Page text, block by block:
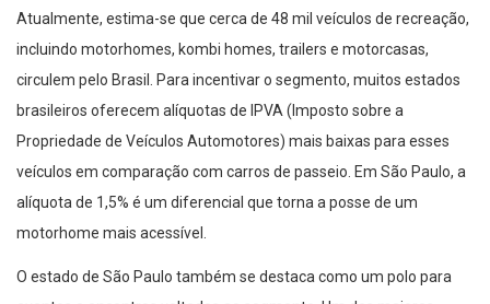
Atualmente, estima-se que cerca de 48 mil veículos de recreação,
incluindo motorhomes, kombi homes, trailers e motorcasas,
circulem pelo Brasil. Para incentivar o segmento, muitos estados
brasileiros oferecem alíquotas de IPVA (Imposto sobre a
Propriedade de Veículos Automotores) mais baixas para esses
veículos em comparação com carros de passeio. Em São Paulo, a
alíquota de 1,5% é um diferencial que torna a posse de um
motorhome mais acessível.
O estado de São Paulo também se destaca como um polo para